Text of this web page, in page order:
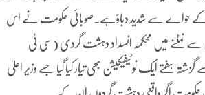
کے حوالے سے شدید دباؤہے۔صوبائی حکومت نے اس
سے نمٹنے میں محکمہ انسداد دہشت گردی (سی ٹی
ایک نوٹیفیکیشن بھی تیار کیا گیا جسے وزیر اعلیٰ